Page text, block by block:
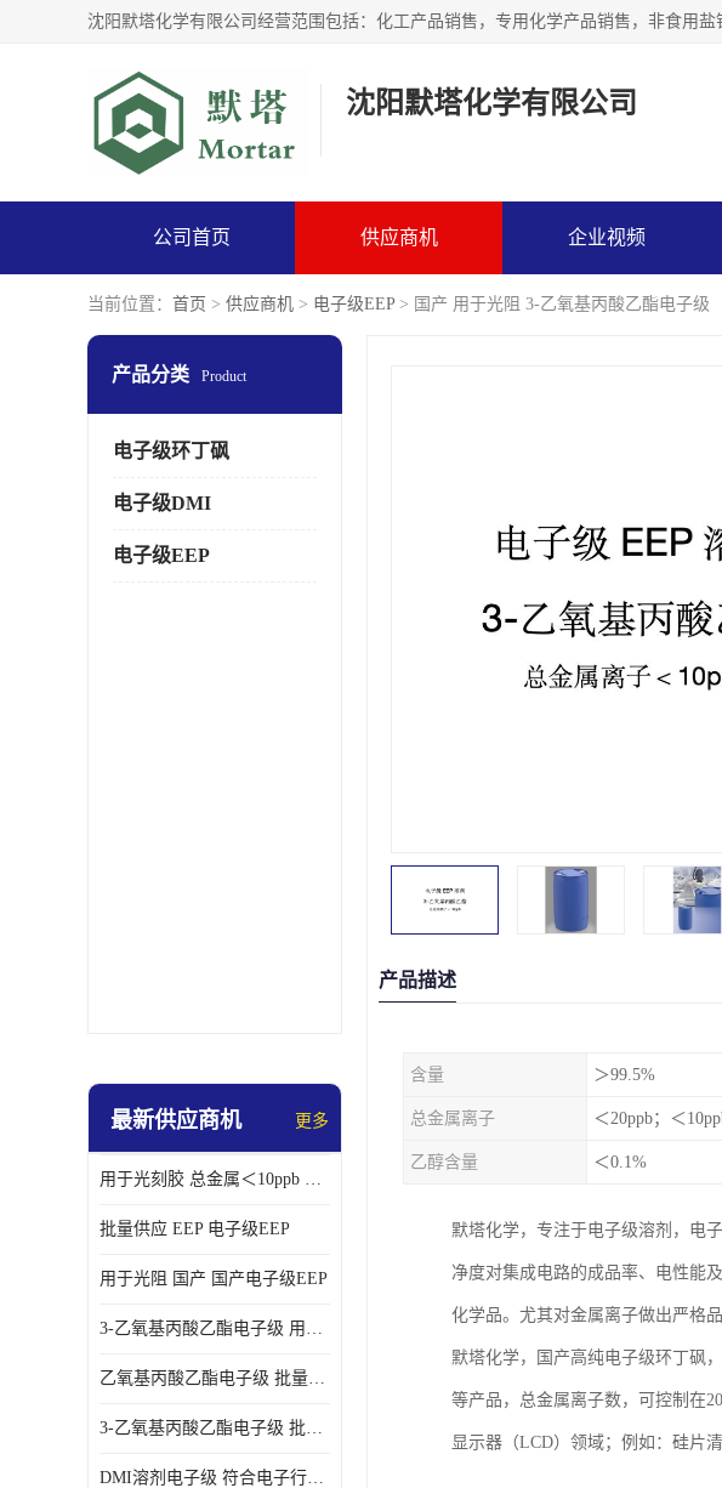
沈阳默塔化学有限公司
公司首页 供应商机 企业视频
当前位置： 首页 > 供应商机 > 电子级EEP > 国产 用于光阻 3-乙氧基丙酸乙酯电子级
产品分类 Product
电子级环丁砜
电子级DMI
电子级EEP
最新供应商机 更多
用于光刻胶 总金属＜10ppb 电子级EEP溶剂
批量供应 EEP 电子级EEP
用于光阻 国产 国产电子级EEP
3-乙氧基丙酸乙酯电子级 用于剥离液 国产
乙氧基丙酸乙酯电子级 批量供应 电子级
3-乙氧基丙酸乙酯电子级 批量供应
DMI溶剂电子级 符合电子行业要求
产品描述
含量 ＞99.5%
总金属离子 ＜20ppb；＜
乙醇含量 ＜0.1%
默塔化学，专注于电子级溶剂，电
净度对集成电路的成品率、电性能
化学品。尤其对金属离子做出严格
默塔化学，国产高纯电子级环丁砜
等产品，总金属离子数，可控制在
显示器（LCD）领域；例如：硅片